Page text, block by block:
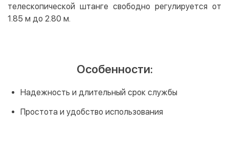
Оплата на карту юр.лица
Оплата на счет юр.лица
Оплата частями (Приватбанк)
телескопической штанге свободно регулируется от
1.85 м до 2.80 м.
Особенности:
Надежность и длительный срок службы
Простота и удобство использования